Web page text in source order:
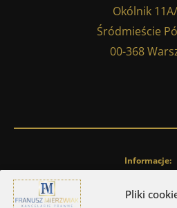
Pliki
Okólnik
Śródmieście
00-368
Informacje: